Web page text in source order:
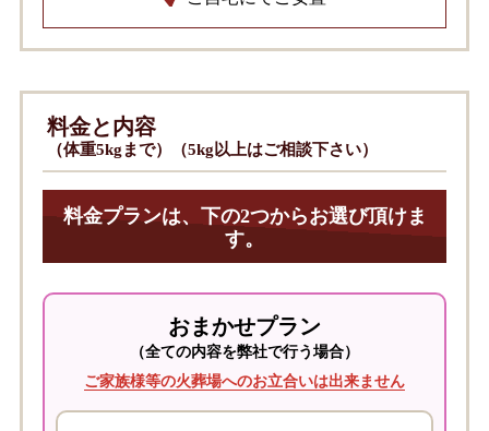
料金と内容
（体重5kgまで）（5kg以上はご相談下さい）
料金プランは、下の2つからお選び頂けま
す。
おまかせプラン
（全ての内容を弊社で行う場合）
ご家族様等の火葬場へのお立合いは出来ません